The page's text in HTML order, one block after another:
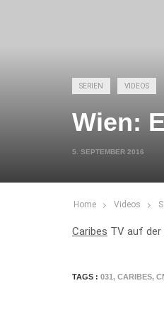
SERIEN VIDEOS
Wien:
5. SEPTEMBER 2016
Home Videos
Caribes TV auf der
TAGS : 031, CARIBES,